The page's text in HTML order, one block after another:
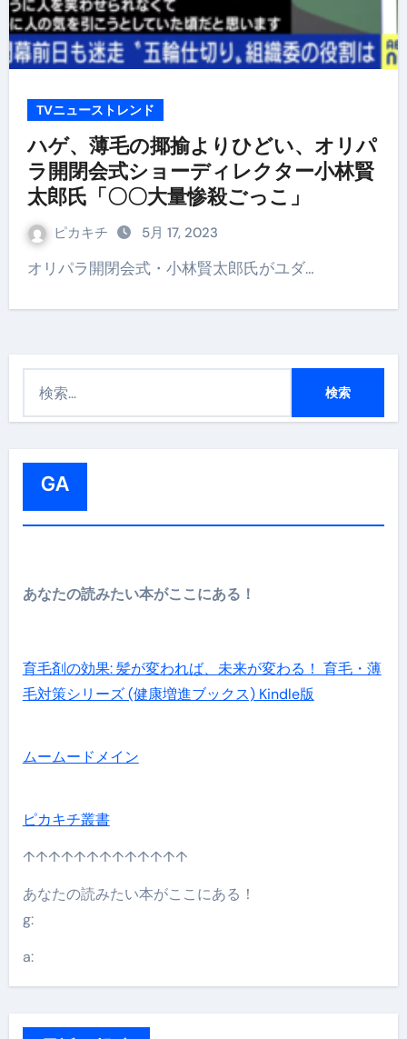
TVニューストレンド
ハゲ、薄毛の揶揄よりひどい、オリパ
ラ開閉会式ショーディレクター小林賢
太郎氏「〇〇大量惨殺ごっこ」
ピカキチ 5月 17, 2023
オリパラ開閉会式・小林賢太郎氏がユダ…
GA
あなたの読みたい本がここにある！
育毛剤の効果: 髪が変われば、未来が変わる！ 育毛・薄
毛対策シリーズ (健康増進ブックス) Kindle版
ムームードメイン
ピカキチ叢書
↑↑↑↑↑↑↑↑↑↑↑↑↑
あなたの読みたい本がここにある！
g:
a: